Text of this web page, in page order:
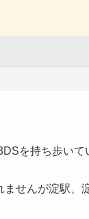
を持ち歩いて
せんが淀駅、